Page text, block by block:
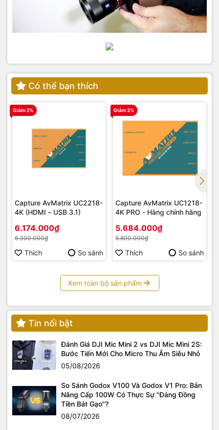
Có thể bạn thích
Giảm 2%
Capture AvMatrix UC2218-
4K (HDMI – USB 3.1)
6.174.000₫
6.300.000₫
Thích So sánh
Giảm 2%
Capture AvMatrix UC1218-
4K PRO - Hàng chính hãng
5.684.000₫
5.800.000₫
Thích So sánh
Xem toàn bộ sản phẩm
Tin nổi bật
Đánh Giá DJI Mic Mini 2 vs DJI Mic Mini 2S:
Bước Tiến Mới Cho Micro Thu Âm Siêu Nhỏ
05/08/2026
So Sánh Godox V100 Và Godox V1 Pro: Bản
Nâng Cấp 100W Có Thực Sự "Đáng Đồng
Tiền Bát Gạo"?
08/07/2026